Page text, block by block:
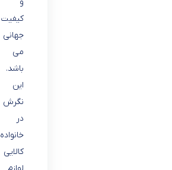
كيفيت
جهانى
مى
باشد.
اين
نگرش
در
خانواده
كالايى